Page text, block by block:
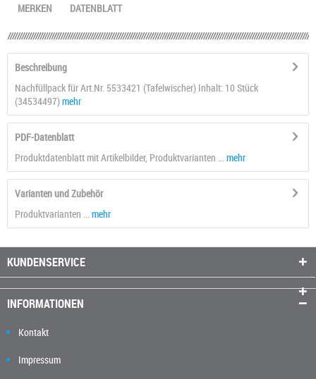
DATENBLATT
MERKEN
Beschreibung
Nachfüllpack für Art.Nr. 5533421 (Tafelwischer) Inhalt: 10 Stück
(34534497)mehr
PDF-Datenblatt
Produktdatenblatt mit Artikelbilder, Produktvarianten ... mehr
Varianten und Zubehör
Produktvarianten ... mehr
KUNDENSERVICE
INFORMATIONEN
Kontakt
Impressum